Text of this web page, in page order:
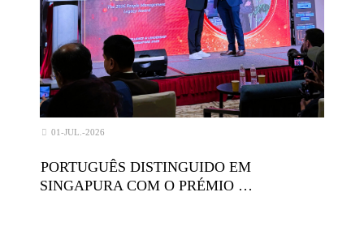
01-JUL.-2026
PORTUGUÊS DISTINGUIDO EM
SINGAPURA COM O PRÉMIO …